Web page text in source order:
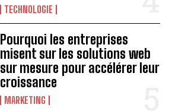
TECHNOLOGIE
Pourquoi les entreprises
misent sur les solutions web
sur mesure pour accélérer leur
croissance
MARKETING